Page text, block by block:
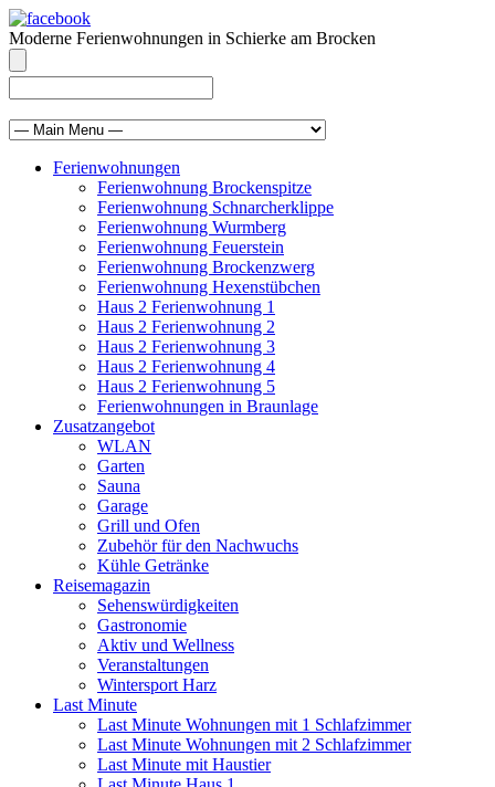
Moderne Ferienwohnungen in Schierke am Brocken
Ferienwohnungen
Ferienwohnung Brockenspitze
Ferienwohnung Schnarcherklippe
Ferienwohnung Wurmberg
Ferienwohnung Feuerstein
Ferienwohnung Brockenzwerg
Ferienwohnung Hexenstübchen
Haus 2 Ferienwohnung 1
Haus 2 Ferienwohnung 2
Haus 2 Ferienwohnung 3
Haus 2 Ferienwohnung 4
Haus 2 Ferienwohnung 5
Ferienwohnungen in Braunlage
Zusatzangebot
WLAN
Garten
Sauna
Garage
Grill und Ofen
Zubehör für den Nachwuchs
Kühle Getränke
Reisemagazin
Sehenswürdigkeiten
Gastronomie
Aktiv und Wellness
Veranstaltungen
Wintersport Harz
Last Minute
Last Minute Wohnungen mit 1 Schlafzimmer
Last Minute Wohnungen mit 2 Schlafzimmer
Last Minute mit Haustier